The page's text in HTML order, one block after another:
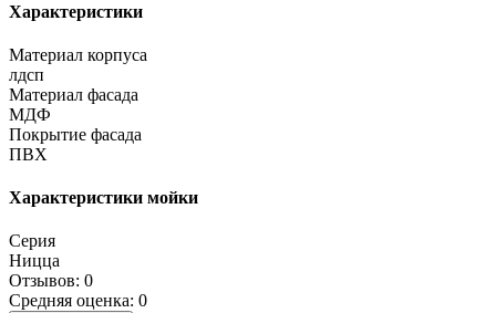
Характеристики
Материал корпуса
лдсп
Материал фасада
МДФ
Покрытие фасада
ПВХ
Характеристики мойки
Серия
Ницца
Отзывов: 0
Средняя оценка: 0